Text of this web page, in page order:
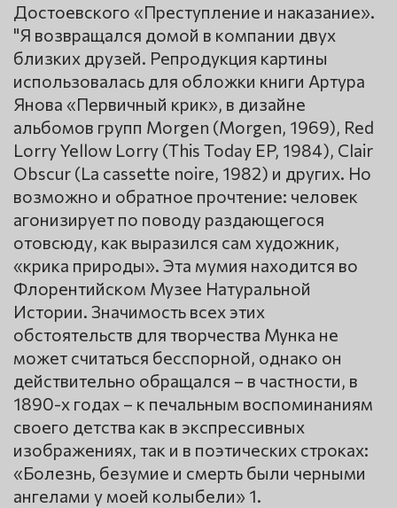
Достоевского «Преступление и наказание».
"Я возвращался домой в компании двух
близких друзей. Репродукция картины
использовалась для обложки книги Артура
Янова «Первичный крик», в дизайне
альбомов групп Morgen (Morgen, 1969), Red
Lorry Yellow Lorry (This Today EP, 1984), Clair
Obscur (La cassette noire, 1982) и других. Но
возможно и обратное прочтение: человек
агонизирует по поводу раздающегося
отовсюду, как выразился сам художник,
«крика природы». Эта мумия находится во
Флорентийском Музее Натуральной
Истории. Значимость всех этих
обстоятельств для творчества Мунка не
может считаться бесспорной, однако он
действительно обращался – в частности, в
1890-х годах – к печальным воспоминаниям
своего детства как в экспрессивных
изображениях, так и в поэтических строках:
«Болезнь, безумие и смерть были черными
ангелами у моей колыбели» 1.